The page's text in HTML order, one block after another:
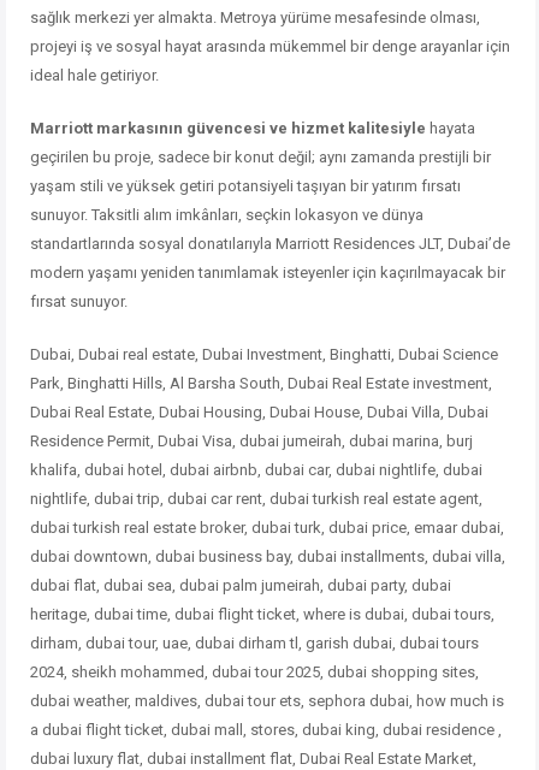
sağlık merkezi yer almakta. Metroya yürüme mesafesinde olması,
projeyi iş ve sosyal hayat arasında mükemmel bir denge arayanlariçin
ideal hale getiriyor.
Marriott markasının güvencesi ve hizmet kalitesiyle hayata
geçirilen bu proje, sadece bir konut değil; aynı zamanda prestijli bir
yaşam stili ve yüksek getiri potansiyelitaşıyan biryatırım fırsatı
sunuyor. Taksitli alım imkânları, seçkin lokasyon ve dünya
standartlarında sosyal donatılarıyla Marriott Residences JLT, Dubai’de
modern yaşamı yenidentanımlamak isteyenleriçin kaçırılmayacak bir
fırsat sunuyor.
Dubai, Dubai real estate, Dubai Investment, Binghatti, Dubai Science
Park, Binghatti Hills, Al Barsha South, Dubai Real Estate investment,
Dubai Real Estate, Dubai Housing, Dubai House, Dubai Villa, Dubai
Residence Permit, Dubai Visa, dubai jumeirah, dubai marina, burj
khalifa, dubai hotel, dubai airbnb, dubai car, dubai nightlife, dubai
nightlife, dubai trip, dubai car rent, dubai turkish real estate agent,
dubai turkish real estate broker, dubai turk, dubai price, emaar dubai,
dubai downtown, dubai business bay, dubai installments, dubai villa,
dubai flat, dubai sea, dubai palm jumeirah, dubai party, dubai
heritage, dubai time, dubai flight ticket, where is dubai, dubai tours,
dirham, dubai tour, uae, dubai dirham tl, garish dubai, dubai tours
2024, sheikh mohammed, dubai tour 2025, dubai shopping sites,
dubai weather, maldives, dubai tour ets, sephora dubai, how much is
a dubai flight ticket, dubai mall, stores, dubai king, dubai residence ,
dubai luxury flat, dubai installment flat, Dubai Real Estate Market,